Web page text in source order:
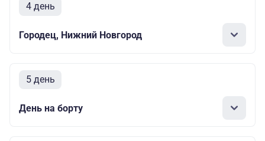
4 день
Городец, Нижний Новгород
5 день
День на борту